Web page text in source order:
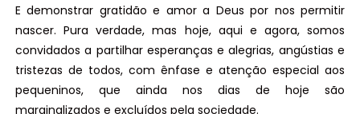
E demonstrar gratidão e amor a Deus por nos permitir
nascer. Pura verdade, mas hoje, aqui e agora, somos
convidados a partilhar esperanças e alegrias, angústias e
tristezas de todos, com ênfase e atenção especial aos
pequeninos, que ainda nos dias de hoje são
marginalizados e excluídos pela sociedade.